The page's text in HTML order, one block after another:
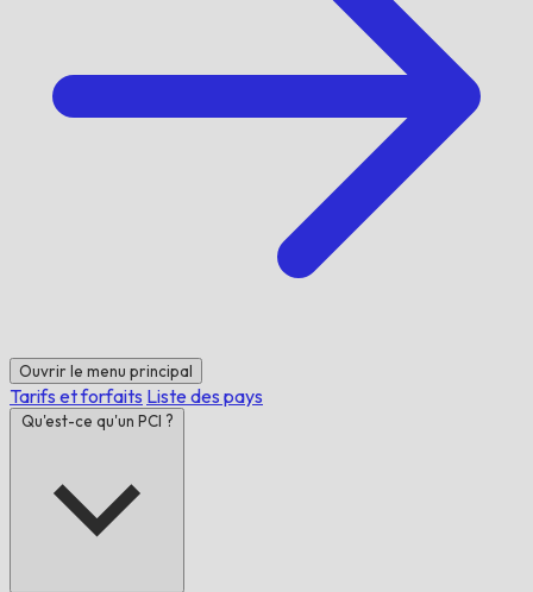
Ouvrir le menu principal
Tarifs et forfaits Liste des pays
Qu'est-ce qu'un PCI ?